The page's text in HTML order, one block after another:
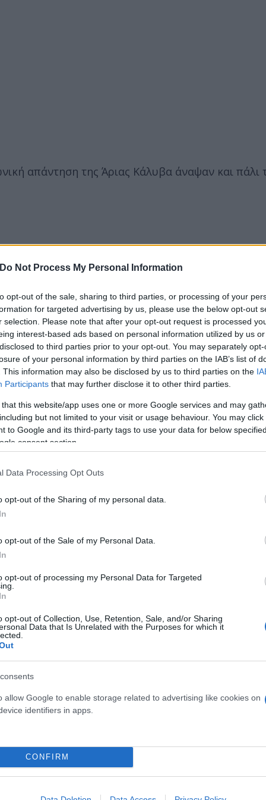
Do Not Process My Personal Information
opt-out of the sale, sharing to third parties, or processing of your
for targeted advertising by us, please use the below opt-out
selection. Please note that after your opt-out request is processed
interest-based ads based on personal information utilized by us
to third parties prior to your opt-out. You may separately
of your personal information by third parties on the IAB’s list of
This information may also be disclosed by us to third parties on the
Participants that may further disclose it to other third parties.
that this website/app uses one or more Google services and may
but not limited to your visit or usage behaviour. You may
to Google and its third-party tags to use your data for below
consent section.
Data Processing Opt Outs
opt-out of the Sharing of my personal data.
opt-out of the Sale of my Personal Data.
opt-out of processing my Personal Data for Targeted
opt-out of Collection, Use, Retention, Sale, and/or Sharing
Data that Is Unrelated with the Purposes for which it
allow Google to enable storage related to advertising like cookies on
identifiers in apps.
CONFIRM
απάντηση της Άριας Κάλυβα άναψαν και πάλι
Flash.gr στην αναζήτηση της Google
εκεί που δεν τολμάει κανείς
τον πόλεμο με τους βλάκες
και Φίλιππο Ντε Γκρες στον στρατό
τα ξίφη τους με φόντο τους
υπήρξε ένας
τον γιο του
επιστήμονες ρίχνουν